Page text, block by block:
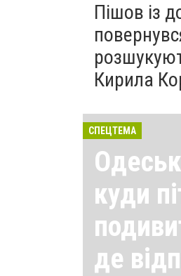
Пішов із
Кирила
СПЕЦТЕМА
куди
де